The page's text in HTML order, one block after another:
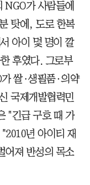
NGO가 사람들에
탓에, 도로 한복
아이 몇 명이 깔
후였다. 그로부
쌀·생필품·의약
국제개발협력민
"긴급 구호 때 가
년 아이티 재
어져 반성의 목소